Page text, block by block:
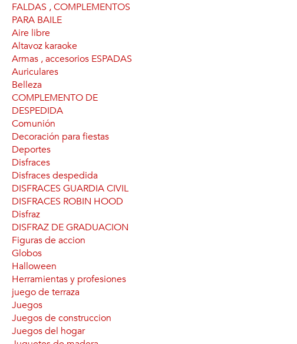
FALDAS , COMPLEMENTOS
PARA BAILE
Aire libre
Altavoz karaoke
Armas , accesorios ESPADAS
Auriculares
Belleza
COMPLEMENTO DE
DESPEDIDA
Comunión
Decoración para fiestas
Deportes
Disfraces
Disfraces despedida
DISFRACES GUARDIA CIVIL
DISFRACES ROBIN HOOD
Disfraz
DISFRAZ DE GRADUACION
Figuras de accion
Globos
Halloween
Herramientas y profesiones
juego de terraza
Juegos
Juegos de construccion
Juegos del hogar